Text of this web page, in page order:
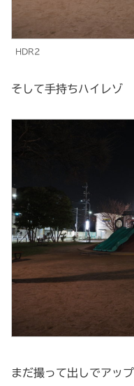
HDR2
そして手持ちハイレゾ
まだ撮って出しでアッ